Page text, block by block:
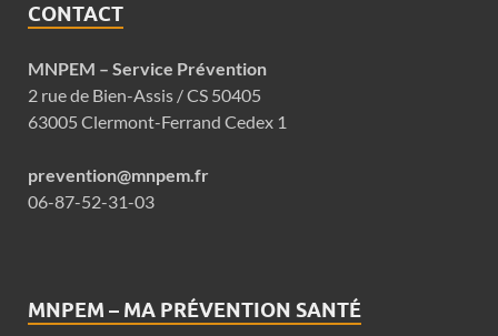
CONTACT
MNPEM – Service Prévention
2 rue de Bien-Assis / CS 50405
63005 Clermont-Ferrand Cedex 1
prevention@mnpem.fr
06-87-52-31-03
MNPEM – MA PRÉVENTION SANTÉ